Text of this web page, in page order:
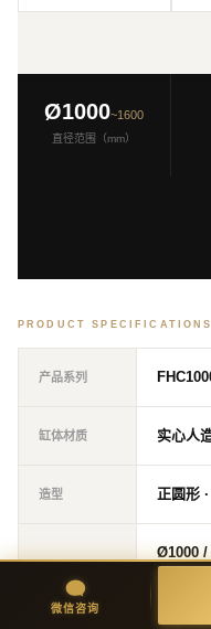
Ø1000~1600
直径范围（mm）
PRODUCT SPECIFICATIONS
产品系列
缸体材质 实心人
造型 正圆形
Ø1000
Ø1600
微信咨询
微信咨询